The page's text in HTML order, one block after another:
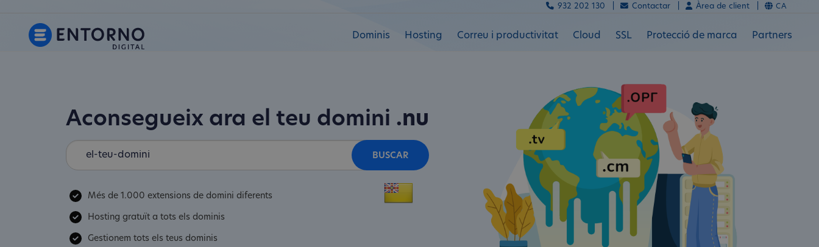
Dominis Hosting Correu i productivitat Cloud SSL Protecció de marca Partners
932 202 130 | Contactar | Àrea de client | CA
Aconsegueix ara el teu domini .nu
BUSCAR
Més de 1.000 extensions de domini diferents
Hosting gratuït a tots els dominis
Gestionem tots els teus dominis